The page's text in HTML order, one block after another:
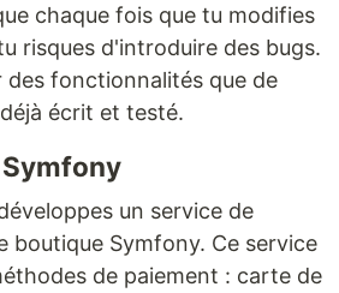
chaque fois que tu modifies
risques d'introduire des bugs.
des fonctionnalités que de
écrit et testé.
un service de
boutique Symfony. Ce service
de paiement : carte de